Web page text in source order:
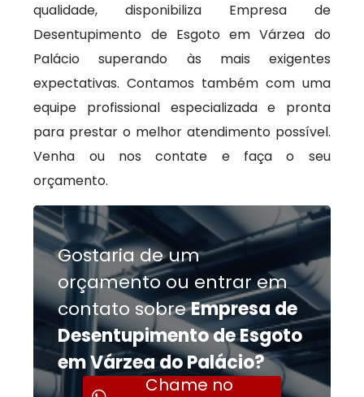
qualidade, disponibiliza Empresa de
Desentupimento de Esgoto em Várzea do
Palácio superando às mais exigentes
expectativas. Contamos também com uma
equipe profissional especializada e pronta
para prestar o melhor atendimento possível.
Venha ou nos contate e faça o seu
orçamento.
Gostaria de um
orçamento ou entrar em
contato sobreEmpresa de
Desentupimento de Esgoto
em Várzea do Palácio?
Chame no